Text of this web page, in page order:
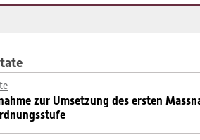
zur Umsetzung des ersten